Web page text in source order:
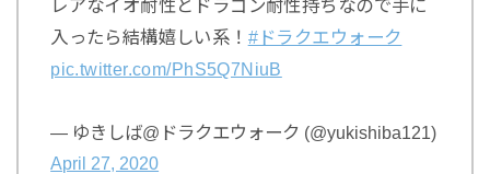
レアなイオ耐性とドラゴン耐性持ちなので手に
入ったら結構嬉しい系！ #ドラクエウォーク
pic.twitter.com/PhS5Q7NiuB
— ゆきしば@ドラクエウォーク (@yukishiba121)
April 27, 2020